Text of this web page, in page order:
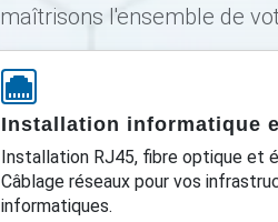
l'ensemble de
Installation informatique
Installation RJ45, fibre optique et
Câblage réseaux pour vos
informatiques.